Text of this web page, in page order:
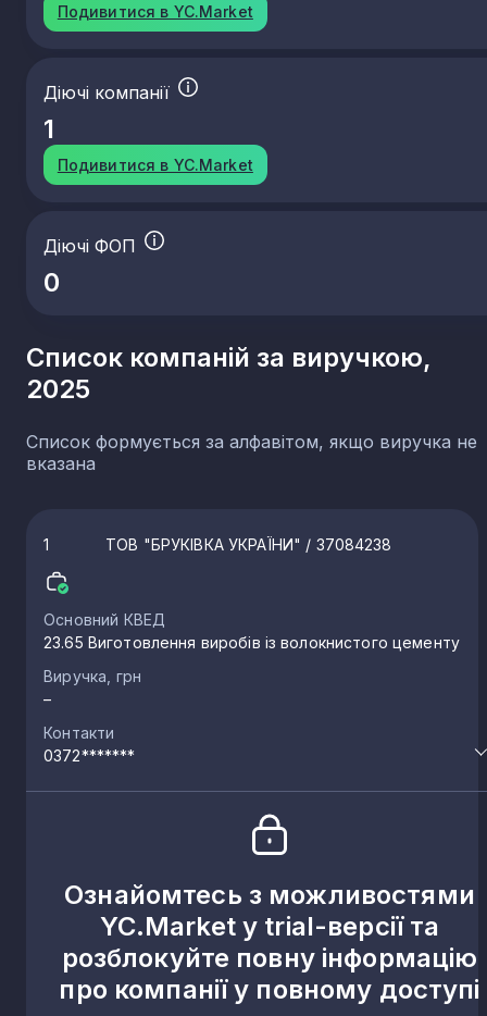
Подивитися в YC.Market
Діючі компанії
1
Подивитися в YC.Market
Діючі ФОП
0
Список компаній за виручкою,
2025
Список формується за алфавітом, якщо виручка не
вказана
1 ТОВ "БРУКІВКА УКРАЇНИ" / 37084238
Основний КВЕД
23.65 Виготовлення виробів із волокнистого цементу
Виручка, грн
–
Контакти
0372*******
Ознайомтесь з можливостями
YC.Market у trial-версії та
розблокуйте повну інформацію
про компанії у повному доступі